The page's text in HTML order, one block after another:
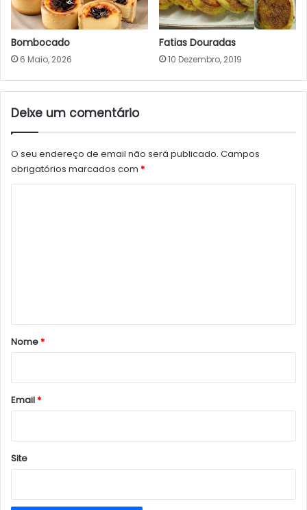
Bombocado
6 Maio, 2026
Fatias Douradas
10 Dezembro, 2019
Deixe um comentário
O seu endereço de email não será publicado. Campos
obrigatórios marcados com *
r
*
Nome*
Email*
Site